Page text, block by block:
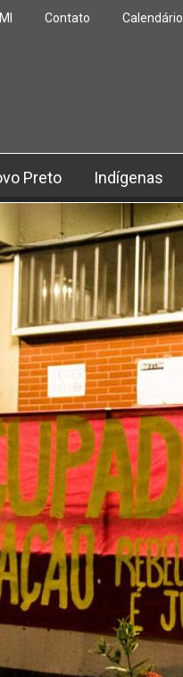
Contato Calendário
Preto Indígenas